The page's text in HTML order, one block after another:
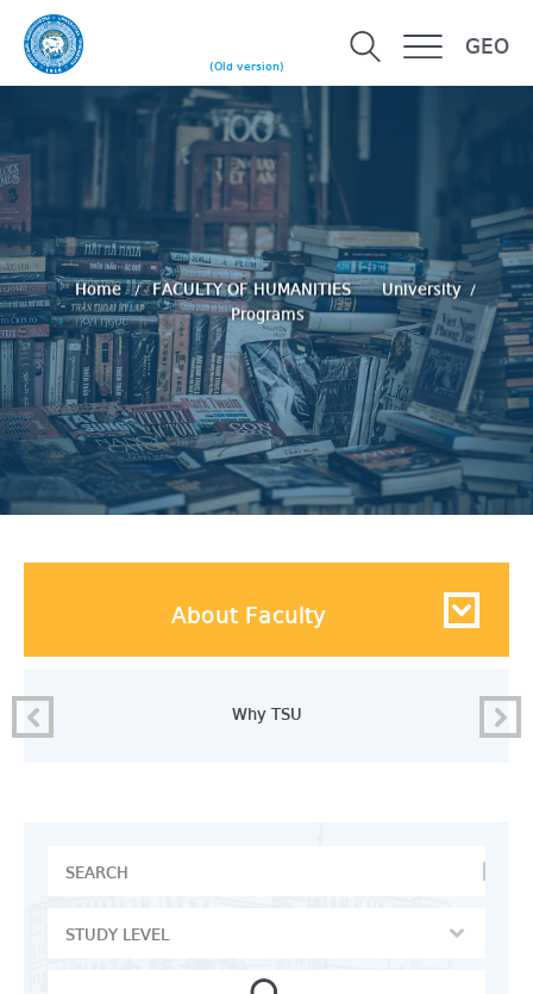
(Old version)
GEO
Home FACULTY OF HUMANITIES
University
Programs
About Faculty
Why TSU